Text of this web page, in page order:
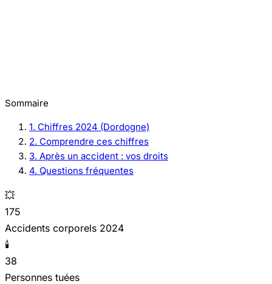
Sommaire
1. Chiffres 2024 (Dordogne)
2. Comprendre ces chiffres
3. Après un accident : vos droits
4. Questions fréquentes
💥
175
Accidents corporels 2024
🕯️
38
Personnes tuées